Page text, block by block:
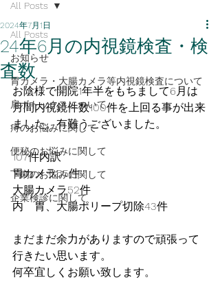
All Posts
お知らせ
胃カメラ・大腸カメラ等内視鏡検査について
肩ボトックスについて
痔のお悩みに関して
便秘のお悩みに関して
下痢のお悩みに関して
企業検診に関して
All Posts
24年6月の内視鏡検査・検
査数
2024年7月1日
お陰様で開院1年半をもちまして6月は
月間内視鏡件数100件を上回る事が出来
ました。有難うございました。
107件内訳
胃カメラ55件
大腸カメラ52件
内　胃、大腸ポリープ切除43件
まだまだ余力がありますので頑張って
行きたい思います。
何卒宜しくお願い致します。